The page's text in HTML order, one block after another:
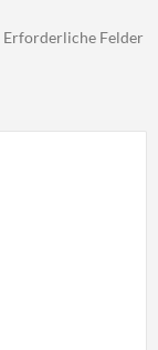
Erforderliche Felder